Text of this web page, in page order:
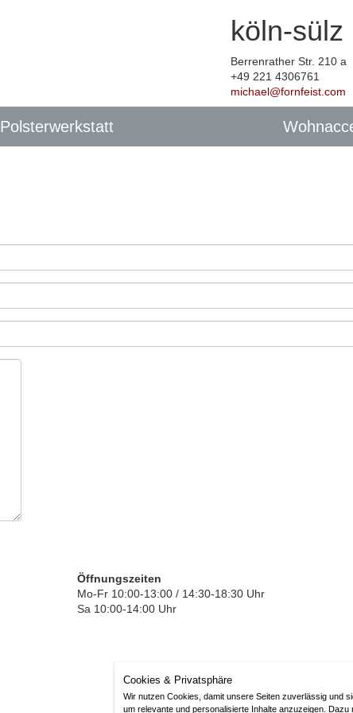
köln-sülz
Berrenrather Str. 210 a
+49 221 4306761
michael@fornfeist.com
Polsterwerkstatt
Öffnungszeiten
Mo-Fr 10:00-13:00 / 14:30-18:30 Uhr
Sa 10:00-14:00 Uhr
Impressum /
Cookies & Privatsphäre
Wir nutzen Cookies, damit unsere Seiten zuverlässig und
um relevante und personalisierte Inhalte anzuzeigen. Dazu